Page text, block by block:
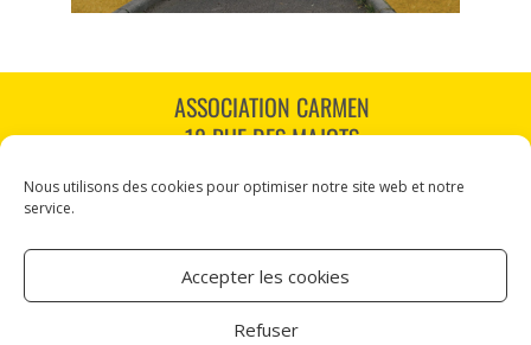
Nous utilisons des cookies pour optimiser notre site web et notre
service.
Accepter les cookies
Refuser
ASSOCIATION CARMEN
18 RUE DES MAJOTS
TÉL : 03 60 12 34 10
NOUS SUIVRE